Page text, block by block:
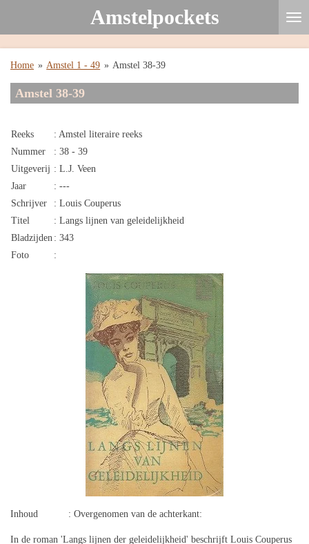
de
Amstelpockets
Home » Amstel 1 - 49 » Amstel 38-39
Amstel 38-39
Reeks
: Amstel literaire reeks
Nummer
: 38 - 39
Uitgeverij : L.J. Veen
Jaar
: ---
Schrijver
: Louis Couperus
Titel
: Langs lijnen van geleidelijkheid
Bladzijden : 343
Foto
:
Inhoud : Overgenomen van de achterkant:
In de roman 'Langs lijnen der geleidelijkheid' beschrijft Louis Couperus